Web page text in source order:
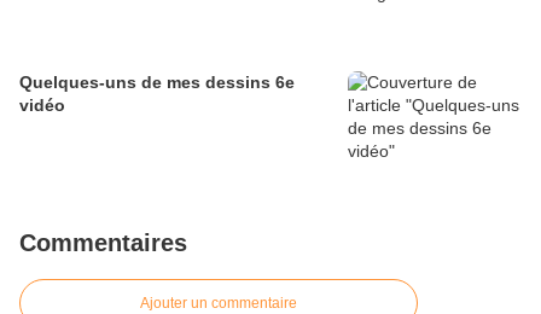
Quelques-uns de mes dessins 6e
vidéo
Commentaires
Ajouter un commentaire